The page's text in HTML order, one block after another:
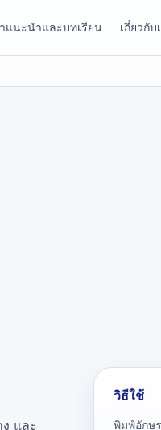
แนะนำและบทเรียน เกี่ยวกับ
และ
วิธีใช้
พิมพ์อักษ